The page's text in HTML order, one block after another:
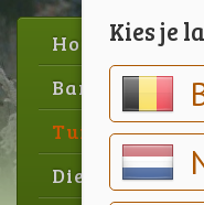
Kies je
Home
Barbecue
Tuin
Dier